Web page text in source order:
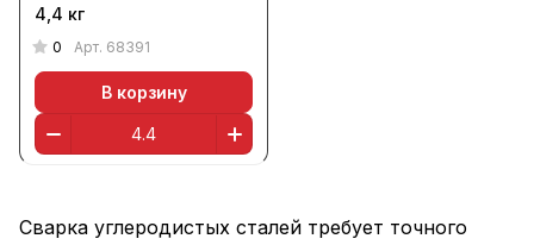
4,4 кг
0 Арт. 68391
В корзину
Сварка углеродистых сталей требует точного